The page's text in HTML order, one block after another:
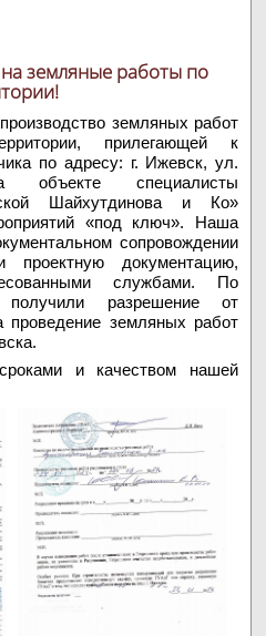
для
земляные работы по
земляных работ
прилегающей к
по адресу: г. Ижевск, ул.
специалисты
Шайхутдинова и Ко»
«под ключ». Наша
сопровождении
документацию,
службами. По
разрешение от
проведение земляных работ
и качеством нашей